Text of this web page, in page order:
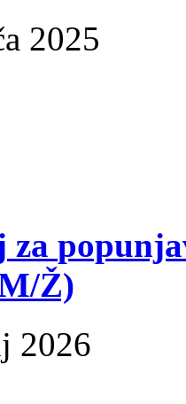
2025
za
Ž)
2026